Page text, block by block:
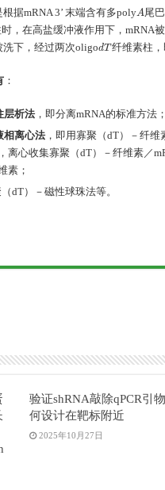
据mRNA 3’ 末端含有多poly A 尾
，在高盐缓冲液作用下，mRNA
下，经过两次oligo dT纤维素柱，
：
层析法 ，即分离mRNA的标准方法；
相离心法 ，即用寡聚（dT）－纤
离心收集寡聚（dT）－纤维素／
素；
dT）－磁性球珠法等。
验证shRNA敲除qPCR引
何设计在靶标附近
2025年10月27日